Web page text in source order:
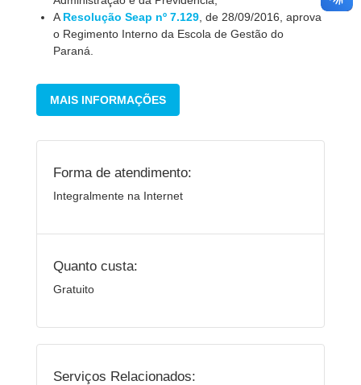
A Resolução Seap nº 7.129 , de 28/09/2016, aprova
o Regimento Interno da Escola de Gestão do
Paraná.
MAIS INFORMAÇÕES
Forma de atendimento:
Integralmente na Internet
Quanto custa:
Gratuito
Serviços Relacionados: